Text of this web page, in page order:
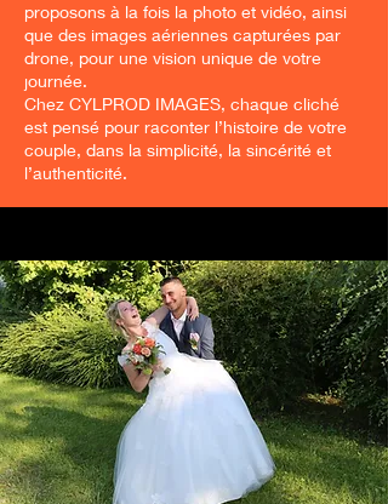
proposons à la fois la photo et vidéo, ainsi
que des images aériennes capturées par
drone, pour une vision unique de votre
journée.
Chez CYLPROD IMAGES, chaque cliché
est pensé pour raconter l’histoire de votre
couple, dans la simplicité, la sincérité et
l’authenticité.